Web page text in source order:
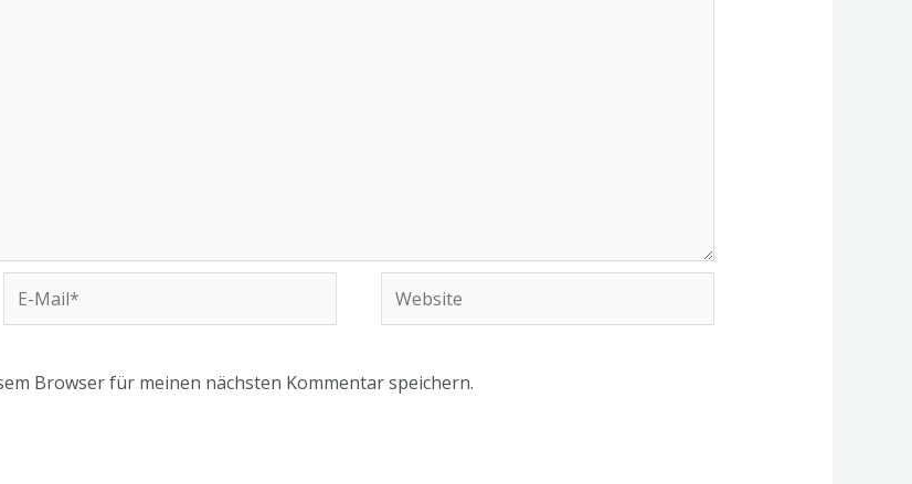
Mail*
Website
Browser für meinen nächsten Kommentar speichern.